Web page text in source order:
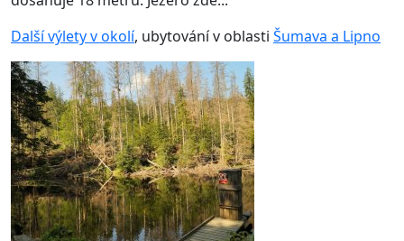
Další výlety v okolí, ubytování v oblasti Šumava a Lipno